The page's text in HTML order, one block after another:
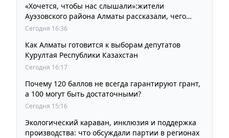
«Хочется, чтобы нас слышали»:жители
Ауэзовского района Алматы рассказали, чего
ждут от выборов депутатов Курултая
Сегодня 16:36
Как Алматы готовится к выборам депутатов
Курултая Республики Казахстан
Сегодня 16:17
Почему 120 баллов не всегда гарантируют грант,
а 100 могут быть достаточными?
Сегодня 15:16
Экологический караван, инклюзия и поддержка
производства: что обсуждали партии в регионах